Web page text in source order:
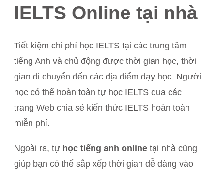
IELTS Online tại nhà
Tiết kiệm chi phí học IELTS tại các trung tâm
tiếng Anh và chủ động được thời gian học, thời
gian di chuyển đến các địa điểm dạy học. Người
học có thể hoàn toàn tự học IELTS qua các
trang Web chia sẻ kiến thức IELTS hoàn toàn
miễn phí.
Ngoài ra, tự học tiếng anh online tại nhà cũng
giúp bạn có thể sắp xếp thời gian dễ dàng vào